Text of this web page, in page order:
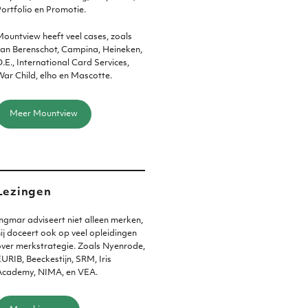
en Promotie.
heeft veel cases, zoals
Berenschot, Campina, Heineken,
International Card Services,
Child, elho en Mascotte.
Meer Mountview
Ingmar adviseert niet alleen merken,
doceert ook op veel opleidingen
merkstrategie. Zoals Nyenrode,
Beeckestijn, SRM, Iris
NIMA, en VEA.